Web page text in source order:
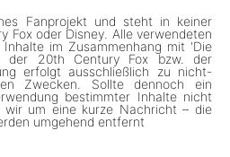
Fanprojekt und steht in keiner
Fox oder Disney. Alle verwendeten
im Zusammenhang mit 'Die
der 20th Century Fox bzw. der
erfolgt ausschließlich zu nicht-
Zwecken. Sollte dennoch ein
bestimmter Inhalte nicht
wir um eine kurze Nachricht – die
umgehend entfernt